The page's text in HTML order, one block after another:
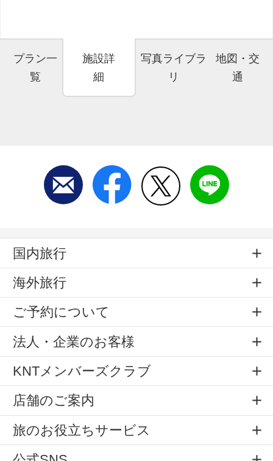
プラン一
覧
施設詳
細
写真ライブラ
リ
地図・交
通
国内旅行
海外旅行
ご予約について
法人・企業のお客様
KNTメンバーズクラブ
店舗のご案内
旅のお役立ちサービス